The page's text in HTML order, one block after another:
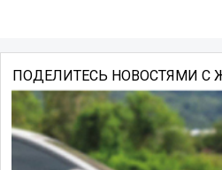
ПОДЕЛИТЕСЬ НОВОСТЯМИ С